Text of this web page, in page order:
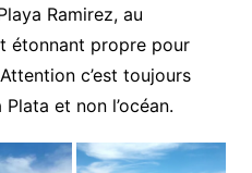
Ramirez, au
étonnant propre pour
c’est toujours
et non l’océan.